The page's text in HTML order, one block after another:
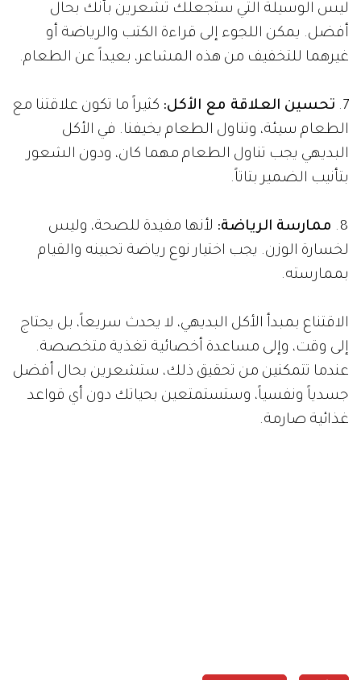
ليس الوسيلة التي ستجعلك تشعرين بأنك بحال
أفضل. يمكن اللجوء إلى قراءة الكتب والرياضة أو
غيرهما للتخفيف من هذه المشاعر، بعيداً عن الطعام.
7. تحسين العلاقة مع الأكل: كثيراً ما تكون علاقتنا مع
الطعام سيئة، وتناول الطعام يخيفنا. في الأكل
البديهي يجب تناول الطعام مهما كان، ودون الشعور
بتأنيب الضمير بتاتاً.
8. ممارسة الرياضة: لأنها مفيدة للصحة، وليس
لخسارة الوزن. يجب اختيار نوع رياضة تحبينه والقيام
بممارسته.
الاقتناع بمبدأ الأكل البديهي، لا يحدث سريعاً، بل يحتاج
إلى وقت، وإلى مساعدة أخصائية تغذية متخصصة.
عندما تتمكنين من تحقيق ذلك، ستشعرين بحال أفضل
جسدياً ونفسياً، وستستمتعين بحياتك دون أي قواعد
غذائية صارمة.